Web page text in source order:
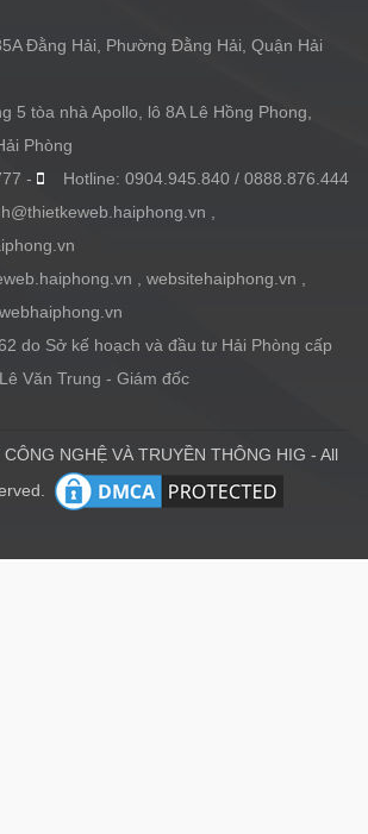
Đằng Hải, Phường Đằng Hải, Quận Hải
5 tòa nhà Apollo, lô 8A Lê Hồng Phong,
Phòng
-
Hotline: 0904.945.840 / 0888.876.444
, websitehaiphong.vn ,
do Sở kế hoạch và đầu tư Hải Phòng cấp
Văn Trung - Giám đốc
NGHỆ VÀ TRUYỀN THÔNG HIG - All